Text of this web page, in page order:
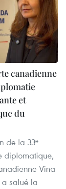
canadienne
et
du
de la 33ᵉ
diplomatique,
Vina
salué la